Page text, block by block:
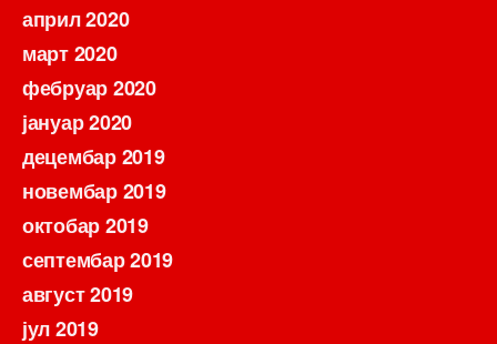
април 2020
март 2020
фебруар 2020
јануар 2020
децембар 2019
новембар 2019
октобар 2019
септембар 2019
август 2019
јул 2019